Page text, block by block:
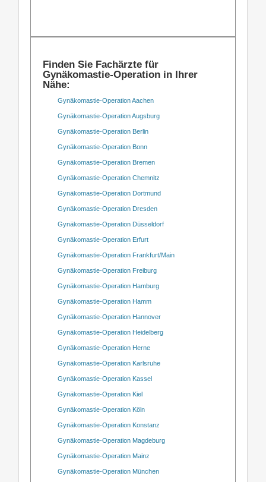
Finden Sie Fachärzte für
Gynäkomastie-Operation in Ihrer
Nähe:
Gynäkomastie-Operation Aachen
Gynäkomastie-Operation Augsburg
Gynäkomastie-Operation Berlin
Gynäkomastie-Operation Bonn
Gynäkomastie-Operation Bremen
Gynäkomastie-Operation Chemnitz
Gynäkomastie-Operation Dortmund
Gynäkomastie-Operation Dresden
Gynäkomastie-Operation Düsseldorf
Gynäkomastie-Operation Erfurt
Gynäkomastie-Operation Frankfurt/Main
Gynäkomastie-Operation Freiburg
Gynäkomastie-Operation Hamburg
Gynäkomastie-Operation Hamm
Gynäkomastie-Operation Hannover
Gynäkomastie-Operation Heidelberg
Gynäkomastie-Operation Herne
Gynäkomastie-Operation Karlsruhe
Gynäkomastie-Operation Kassel
Gynäkomastie-Operation Kiel
Gynäkomastie-Operation Köln
Gynäkomastie-Operation Konstanz
Gynäkomastie-Operation Magdeburg
Gynäkomastie-Operation Mainz
Gynäkomastie-Operation München